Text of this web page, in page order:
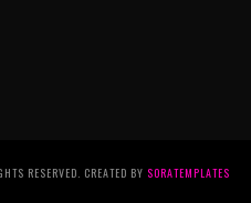
RESERVED. CREATED BY SORATEMPLATES